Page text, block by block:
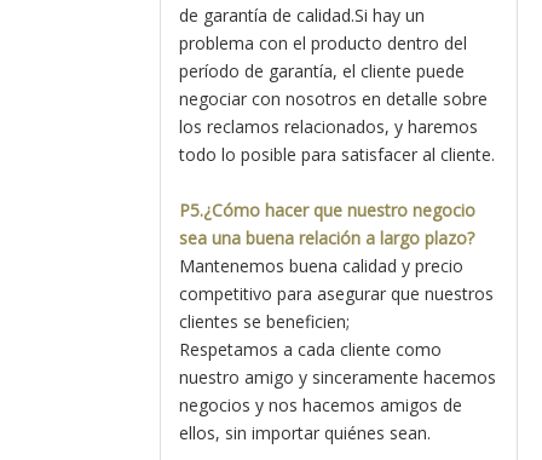
de garantía de calidad.Si hay un
problema con el producto dentro del
período de garantía, el cliente puede
negociar con nosotros en detalle sobre
los reclamos relacionados, y haremos
todo lo posible para satisfacer al cliente.
P5.¿Cómo hacer que nuestro negocio
sea una buena relación a largo plazo?
Mantenemos buena calidad y precio
competitivo para asegurar que nuestros
clientes se beneficien;
Respetamos a cada cliente como
nuestro amigo y sinceramente hacemos
negocios y nos hacemos amigos de
ellos, sin importar quiénes sean.